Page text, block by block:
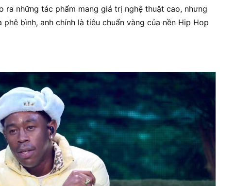
ra những tác phẩm mang giá trị nghệ thuật cao, nhưng
bình, anh chính là tiêu chuẩn vàng của nền Hip Hop